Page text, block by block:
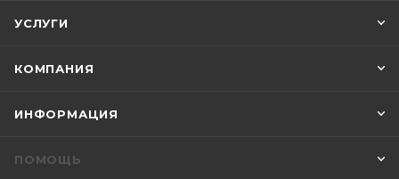
УСЛУГИ
КОМПАНИЯ
ИНФОРМАЦИЯ
ПОМОЩЬ